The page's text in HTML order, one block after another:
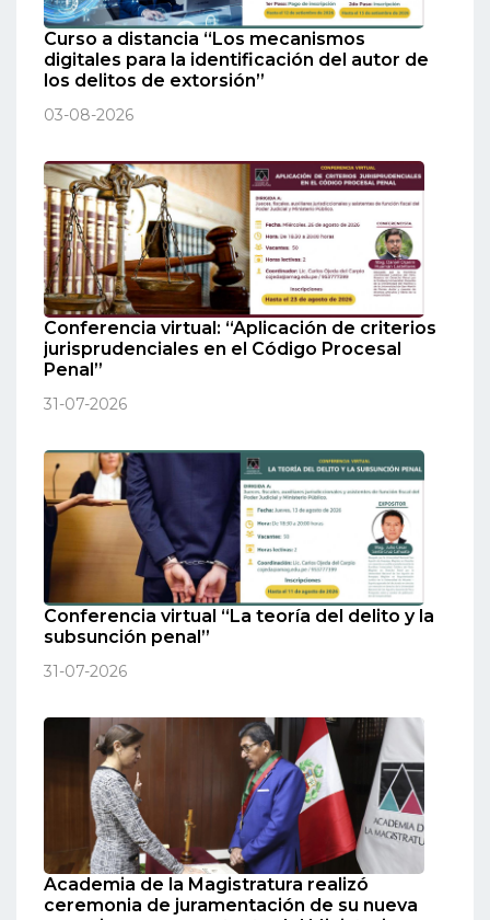
Curso a distancia “Los mecanismos
digitales para la identificación del autor de
los delitos de extorsión”
03-08-2026
Conferencia virtual: “Aplicación de criterios
jurisprudenciales en el Código Procesal
Penal”
31-07-2026
Conferencia virtual “La teoría del delito y la
subsunción penal”
31-07-2026
Academia de la Magistratura realizó
ceremonia de juramentación de su nueva